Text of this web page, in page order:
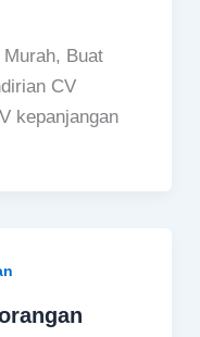
Buat
CV
kepanjangan